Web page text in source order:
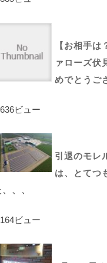
【お相手は
ァローズ伏
めでとうご
ビュー
引退のモレ
は、とてつ
、、
ビュー